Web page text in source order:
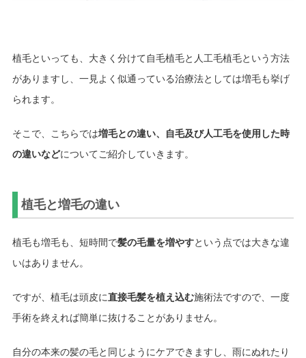
植毛といっても、大きく分けて自毛植毛と人工毛植毛という方法
がありますし、一見よく似通っている治療法としては増毛も挙げ
られます。
そこで、こちらでは増毛との違い、自毛及び人工毛を使用した時
の違いなどについてご紹介していきます。
植毛と増毛の違い
植毛も増毛も、短時間で髪の毛量を増やすという点では大きな違
いはありません。
ですが、植毛は頭皮に直接毛髪を植え込む施術法ですので、一度
手術を終えれば簡単に抜けることがありません。
自分の本来の髪の毛と同じようにケアできますし、雨にぬれたり